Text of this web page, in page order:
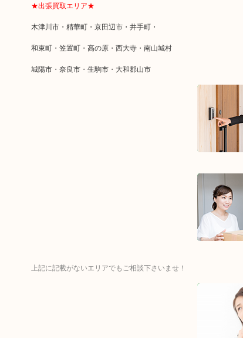
★出張買取エリア★
木津川市・精華町・京田辺市・井手町・
和束町・笠置町・高の原・西大寺・南山城村
城陽市・奈良市・生駒市・大和郡山市
上記に記載がないエリアでもご相談下さいませ！